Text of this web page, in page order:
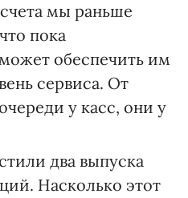
мы раньше
пока
обеспечить им
сервиса. От
у касс, они у
два выпуска
Насколько этот